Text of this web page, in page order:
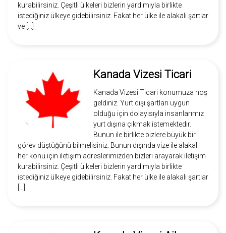
kurabilirsiniz. Çeşitli ülkeleri bizlerin yardımıyla birlikte
istediğiniz ülkeye gidebilirsiniz. Fakat her ülke ile alakalı şartlar
ve […]
Kanada Vizesi Ticari
Kanada Vizesi Ticari konumuza hoş
geldiniz. Yurt dışı şartları uygun
olduğu için dolayısıyla insanlarımız
yurt dışına çıkmak istemektedir.
Bunun ile birlikte bizlere büyük bir
görev düştüğünü bilmelisiniz. Bunun dışında vize ile alakalı
her konu için iletişim adreslerimizden bizleri arayarak iletişim
kurabilirsiniz. Çeşitli ülkeleri bizlerin yardımıyla birlikte
istediğiniz ülkeye gidebilirsiniz. Fakat her ülke ile alakalı şartlar